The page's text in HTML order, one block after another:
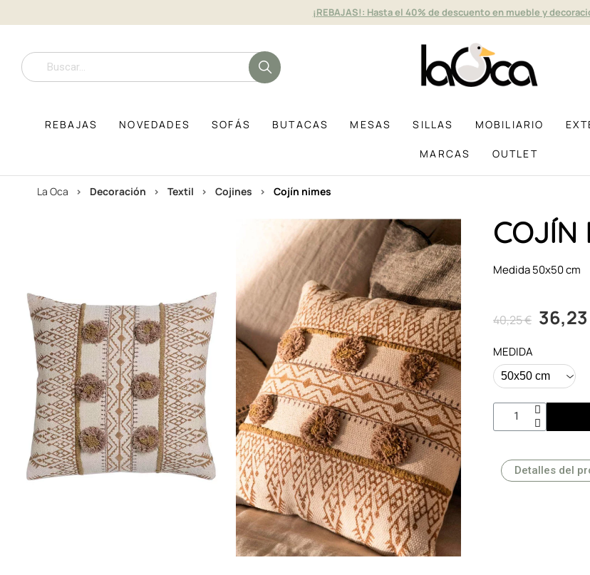
¡REBAJAS!: Hasta el 40% de descuento en mueble y
REBAJAS NOVEDADES SOFÁS BUTACAS MESAS SILLAS MOBILIARIO
MARCAS OUTLET
La Oca decoración textil cojines cojín nimes
COJÍN
Medida 50x50 cm
40,25 €
MEDIDA
Detalles del